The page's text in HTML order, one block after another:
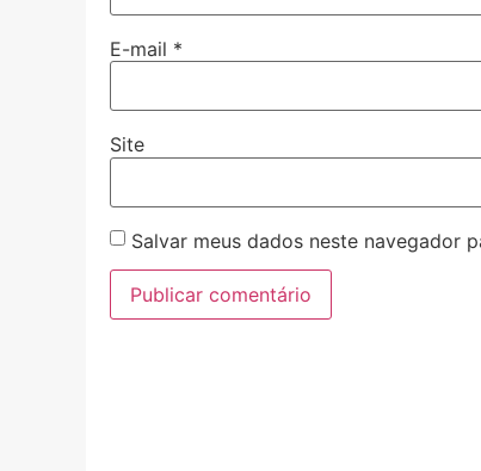
E-mail *
Site
Salvar meus dados neste navegador